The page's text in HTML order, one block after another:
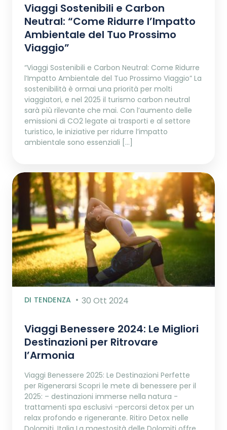
Viaggi Sostenibili e Carbon
Neutral: “Come Ridurre l’Impatto
Ambientale del Tuo Prossimo
Viaggio”
“Viaggi Sostenibili e Carbon Neutral: Come Ridurre
l’Impatto Ambientale del Tuo Prossimo Viaggio” La
sostenibilità è ormai una priorità per molti
viaggiatori, e nel 2025 il turismo carbon neutral
sarà più rilevante che mai. Con l’aumento delle
emissioni di CO2 legate ai trasporti e al settore
turistico, le iniziative per ridurre l’impatto
ambientale sono essenziali […]
DI TENDENZA 30 Ott 2024
Viaggi Benessere 2024: Le Migliori
Destinazioni per Ritrovare
l’Armonia
Viaggi Benessere 2025: Le Destinazioni Perfette
per Rigenerarsi Scopri le mete di benessere per il
2025: – destinazioni immerse nella natura -
trattamenti spa esclusivi -percorsi detox per un
relax profondo e rigenerante. Ritiro Detox nelle